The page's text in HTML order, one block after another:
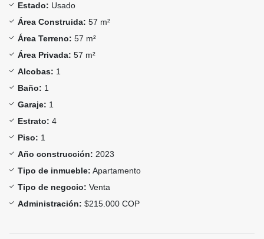
Estado: Usado
Área Construida: 57 m²
Área Terreno: 57 m²
Área Privada: 57 m²
Alcobas: 1
Baño: 1
Garaje: 1
Estrato: 4
Piso: 1
Año construcción: 2023
Tipo de inmueble: Apartamento
Tipo de negocio: Venta
Administración: $215.000 COP